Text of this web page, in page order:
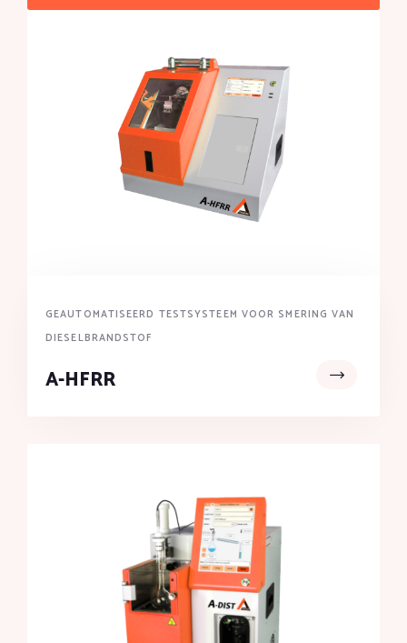
GEAUTOMATISEERD TESTSYSTEEM VOOR SMERING VAN
DIESELBRANDSTOF
A-HFRR